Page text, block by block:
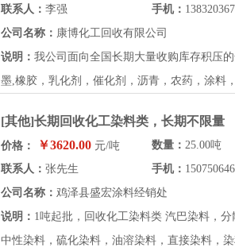
联系人： 李强 手机：
公司名称： 康博化工回收有限公司
说明： 我公司面向全国长期大量收购库存积压
墨,橡胶，乳化剂，催化剂，沥青，农药，涂料
[其他]长期回收化工染料类，长期不限量
价格： ￥3620.00 元/吨 数量： 25.00吨
联系人： 张先生 手机：
公司名称： 鸡泽县盛宏涂料经销处
说明： 1吨起批，回收化工染料类 汽巴染料，
中性染料，硫化染料，油溶染料，直接染料，